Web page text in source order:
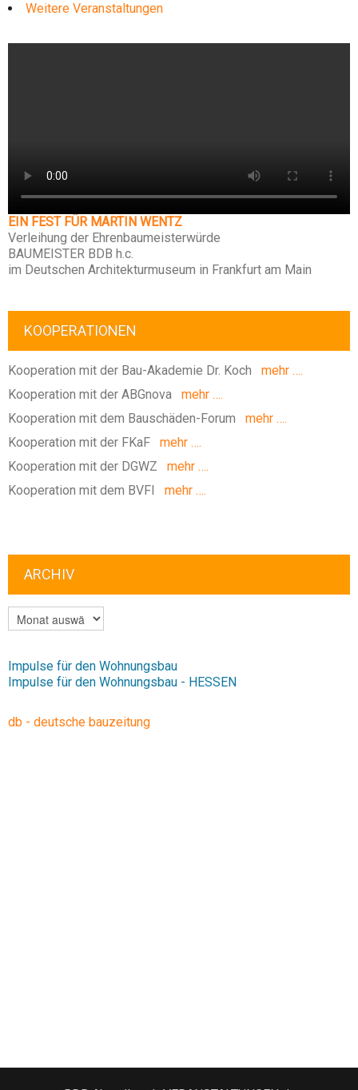
Weitere Veranstaltungen
EIN FEST FÜR MARTIN WENTZ
Verleihung der Ehrenbaumeisterwürde
BAUMEISTER BDB h.c.
im Deutschen Architekturmuseum in Frankfurt am Main
KOOPERATIONEN
Kooperation mit der Bau-Akademie Dr. Koch mehr ….
Kooperation mit der ABGnova mehr ….
Kooperation mit dem Bauschäden-Forum mehr ….
Kooperation mit der FKaF mehr ….
Kooperation mit der DGWZ mehr ….
Kooperation mit dem BVFI
mehr ….
ARCHIV
ARCHIV
Impulse für den Wohnungsbau
Impulse für den Wohnungsbau - HESSEN
db - deutsche bauzeitung